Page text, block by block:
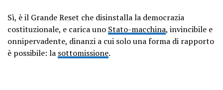
Sì, è il Grande Reset che disinstalla la democrazia
costituzionale, e carica uno Stato-macchina, invincibile e
onnipervadente, dinanzi a cui solo una forma di rapporto
è possibile: la sottomissione.